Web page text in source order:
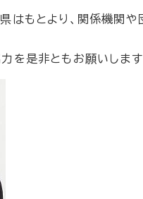
はもとより、関係機関
を是非ともお願いします